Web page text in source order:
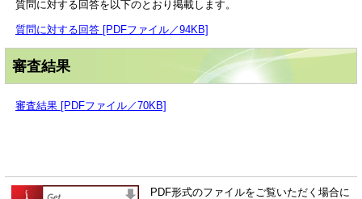
質問に対する回答を以下のとおり掲載します。
質問に対する回答 [PDFファイル／94KB]
審査結果
審査結果 [PDFファイル／70KB]
PDF形式のファイルをご覧いただく場合に